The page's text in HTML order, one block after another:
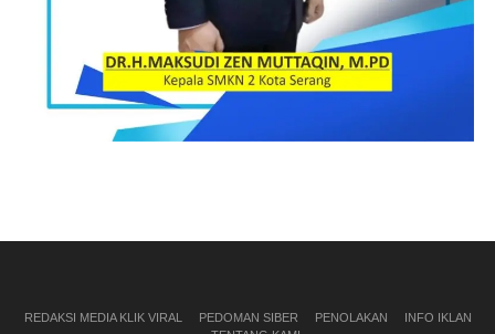
REDAKSI MEDIA KLIK VIRAL PEDOMAN SIBER PENOLAKAN
INFO IKLAN